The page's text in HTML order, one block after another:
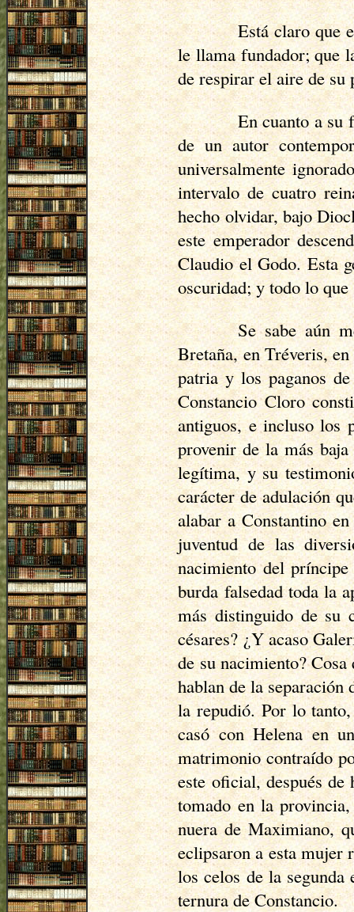
Está claro que
le llama fundador; que
de respirar el aire de su
En cuanto a su
de un autor
universalmente
intervalo de cuatro
hecho olvidar, bajo
este emperador
Claudio el Godo. Esta
oscuridad; y todo lo que
Se sabe aún
Bretaña, en Tréveris, en
patria y los paganos
Constancio Cloro
antiguos, e incluso los
provenir de la más
legítima, y su
carácter de adulación
alabar a Constantino
juventud de las
nacimiento del
burda falsedad toda la
más distinguido de su
césares? ¿Y acaso
de su nacimiento?
hablan de la separación
la repudió. Por lo
casó con Helena en
matrimonio contraído
este oficial, después
tomado en la
nuera de Maximiano,
eclipsaron a esta mujer
los celos de la
ternura de Constancio.